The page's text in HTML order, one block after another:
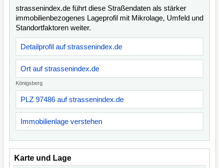
strassenindex.de führt diese Straßendaten als stärker
immobilienbezogenes Lageprofil mit Mikrolage, Umfeld und
Standortfaktoren weiter.
Detailprofil auf strassenindex.de
Ort auf strassenindex.de
Königsberg
PLZ 97486 auf strassenindex.de
Immobilienlage verstehen
Karte und Lage